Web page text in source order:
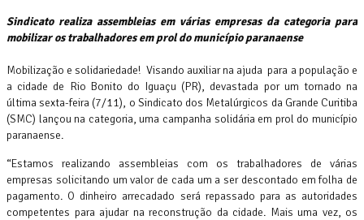
Sindicato realiza assembleias em várias empresas da categoria para
mobilizar os trabalhadores em prol do município paranaense
Mobilização e solidariedade! Visando auxiliar na ajuda para a população e
a cidade de Rio Bonito do Iguaçu (PR), devastada por um tornado na
última sexta-feira (7/11), o Sindicato dos Metalúrgicos da Grande Curitiba
(SMC) lançou na categoria, uma campanha solidária em prol do município
paranaense.
“Estamos realizando assembleias com os trabalhadores de várias
empresas solicitando um valor de cada um a ser descontado em folha de
pagamento. O dinheiro arrecadado será repassado para as autoridades
competentes para ajudar na reconstrução da cidade. Mais uma vez, os